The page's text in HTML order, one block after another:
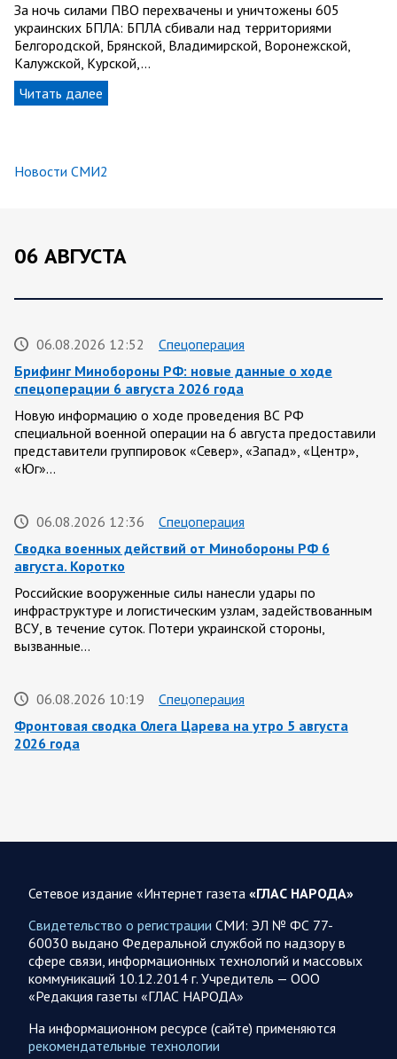
За ночь силами ПВО перехвачены и уничтожены 605
украинских БПЛА: БПЛА сбивали над территориями
Белгородской, Брянской, Владимирской, Воронежской,
Калужской, Курской,…
Читать далее
Новости СМИ2
06 АВГУСТА
06.08.2026 12:52
Спецоперация
Брифинг Минобороны РФ: новые данные о ходе
спецоперации 6 августа 2026 года
Новую информацию о ходе проведения ВС РФ
специальной военной операции на 6 августа предоставили
представители группировок «Север», «Запад», «Центр»,
«Юг»…
06.08.2026 12:36
Спецоперация
Сводка военных действий от Минобороны РФ 6
августа. Коротко
Российские вооруженные силы нанесли удары по
инфраструктуре и логистическим узлам, задействованным
ВСУ, в течение суток. Потери украинской стороны,
вызванные…
06.08.2026 10:19
Спецоперация
Фронтовая сводка Олега Царева на утро 5 августа
2026 года
Украинские террористы продолжают убивать мирное
население приграничных районов. Данные на 6 августа
За прошедшие сутки армия трусов и убийц, будучи не в
силах ничего противопоставить на поле боя, атаковала
гражданское население Белгородской…
06.08.2026 07:49
Спецоперация
Сетевое издание «Интернет газета «ГЛАС НАРОДА»
Свидетельство о регистрации СМИ: ЭЛ № ФС 77-
60030 выдано Федеральной службой по надзору в
сфере связи, информационных технологий и массовых
коммуникаций 10.12.2014 г. Учредитель — ООО
«Редакция газеты «ГЛАС НАРОДА»
На информационном ресурсе (сайте) применяются
рекомендательные технологии